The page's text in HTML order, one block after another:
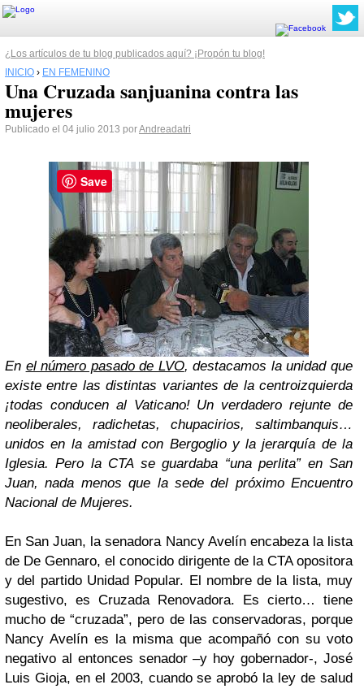
¿Los artículos de tu blog publicados aquí? ¡Propón tu blog!
INICIO › EN FEMENINO
Una Cruzada sanjuanina contra las
mujeres
Publicado el 04 julio 2013 porAndreadatri
En el número pasado de LVO, destacamos la unidad que
existe entre las distintas variantes de la centroizquierda
¡todas conducen al Vaticano! Un verdadero rejunte de
neoliberales, radichetas, chupacirios, saltimbanquis…
unidos en la amistad con Bergoglio y la jerarquía de la
Iglesia. Pero la CTA se guardaba “una perlita” en San
Juan, nada menos que la sede del próximo Encuentro
Nacional de Mujeres.
En San Juan, la senadora Nancy Avelín encabeza la lista
de De Gennaro, el conocido dirigente de la CTA opositora
y del partido Unidad Popular. El nombre de la lista, muy
sugestivo, es Cruzada Renovadora. Es cierto… tiene
mucho de “cruzada”, pero de las conservadoras, porque
Nancy Avelín es la misma que acompañó con su voto
negativo al entonces senador –y hoy gobernador-, José
Luis Gioja, en el 2003, cuando se aprobó la ley de salud
Save